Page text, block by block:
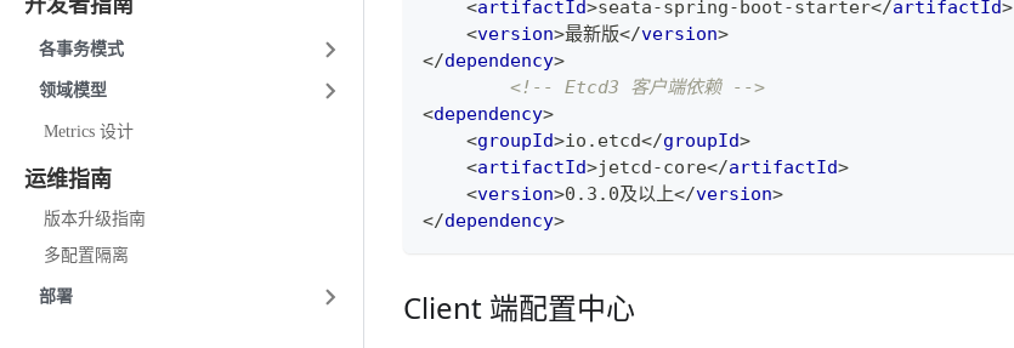
开发者指南
各事务模式
领域模型
Metrics 设计
运维指南
版本升级指南
多配置隔离
部署
<artifactId>seata-spring-boot-starter</artifactId>
<version>最新版</version>
</dependency>
<!-- Etcd3 客户端依赖 -->
<dependency>
<groupId>io.etcd</groupId>
<artifactId>jetcd-core</artifactId>
<version>0.3.0及以上</version>
</dependency>
Client 端配置中心